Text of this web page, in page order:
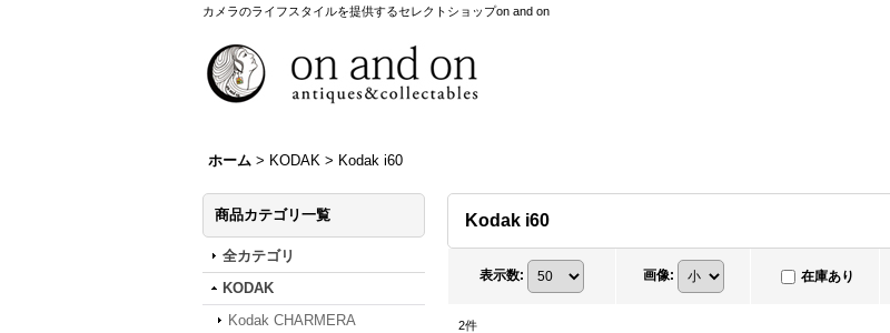
カメラのライフスタイルを提供するセレクトショップon and on
ホーム > KODAK > Kodak i60
商品カテゴリ一覧
全カテゴリ
KODAK
Kodak CHARMERA
Kodak i60
表示数: 画像: 在庫あり
2件